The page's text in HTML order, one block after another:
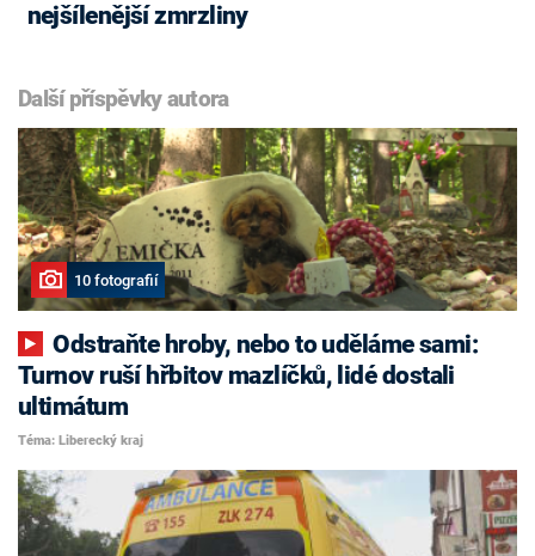
nejšílenější zmrzliny
Další příspěvky autora
10 fotografií
Odstraňte hroby, nebo to uděláme sami:
Turnov ruší hřbitov mazlíčků, lidé dostali
ultimátum
Téma: Liberecký kraj